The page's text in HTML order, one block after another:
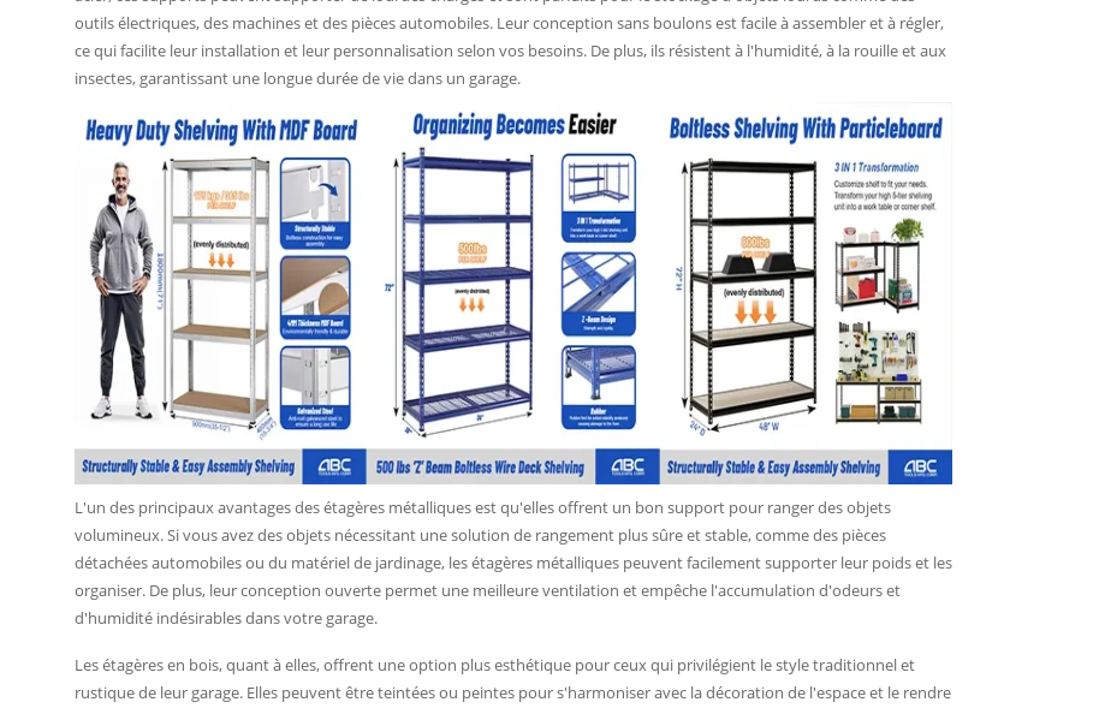
outils électriques, des machines et des pièces automobiles. Leur conception sans boulons est facile à assembler et à régler,
ce qui facilite leur installation et leur personnalisation selon vos besoins. De plus, ils résistent à l'humidité, à la rouille et aux
insectes, garantissant une longue durée de vie dans un garage.
L'un des principaux avantages des étagères métalliques est qu'elles offrent un bon support pour ranger des objets
volumineux. Si vous avez des objets nécessitant une solution de rangement plus sûre et stable, comme des pièces
détachées automobiles ou du matériel de jardinage, les étagères métalliques peuvent facilement supporter leur poids et les
organiser. De plus, leur conception ouverte permet une meilleure ventilation et empêche l'accumulation d'odeurs et
d'humidité indésirables dans votre garage.
Les étagères en bois, quant à elles, offrent une option plus esthétique pour ceux qui privilégient le style traditionnel et
rustique de leur garage. Elles peuvent être teintées ou peintes pour s'harmoniser avec la décoration de l'espace et le rendre